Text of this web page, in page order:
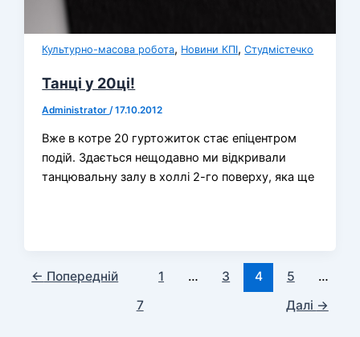
Культурно-масова робота, Новини КПІ,Студмістечко
Танці у 20ці!
Administrator /17.10.2012
Вже в котре 20 гуртожиток стає епіцентром
подій. Здається нещодавно ми відкривали
танцювальну залу в холлі 2-го поверху, яка ще
← Попередній 1 … 3 4 5
…
7
Далі →